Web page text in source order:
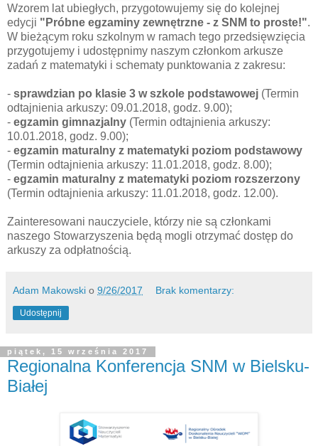
Wzorem lat ubiegłych, przygotowujemy się do kolejnej
edycji "Próbne egzaminy zewnętrzne - z SNM to proste!".
W bieżącym roku szkolnym w ramach tego przedsięwzięcia
przygotujemy i udostępnimy naszym członkom arkusze
zadań z matematyki i schematy punktowania z zakresu:
- sprawdzian po klasie 3 w szkole podstawowej (Termin
odtajnienia arkuszy: 09.01.2018, godz. 9.00);
- egzamin gimnazjalny (Termin odtajnienia arkuszy:
10.01.2018, godz. 9.00);
- egzamin maturalny z matematyki poziom podstawowy
(Termin odtajnienia arkuszy: 11.01.2018, godz. 8.00);
- egzamin maturalny z matematyki poziom rozszerzony
(Termin odtajnienia arkuszy: 11.01.2018, godz. 12.00).
Zainteresowani nauczyciele, którzy nie są członkami
naszego Stowarzyszenia będą mogli otrzymać dostęp do
arkuszy za odpłatnością.
Adam Makowski o 9/26/2017 Brak komentarzy:
Udostępnij
piątek, 15 września 2017
Regionalna Konferencja SNM w Bielsku-
Białej